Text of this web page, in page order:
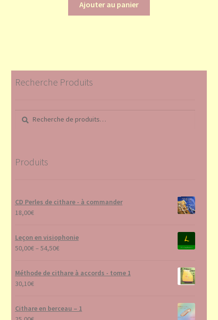
Ajouter au panier
Recherche Produits
Recherche
pour :
Recherche
Produits
CD Perles de cithare - à commander
18,00€
Leçon en visiophonie
50,00€– 54,50€
Méthode de cithare à accords - tome 1
30,10€
Cithare en berceau – 1